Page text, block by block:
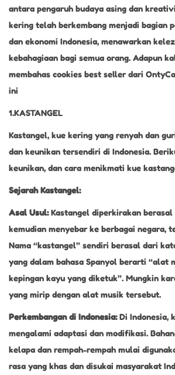
antara pengaruh budaya asing dan
kering telah berkembang menjadi bagian
dan ekonomi Indonesia, menawarkan
kebahagiaan bagi semua orang. Adapun
membahas cookies best seller dari
ini
1.KASTANGEL
Kastangel, kue kering yang renyah dan
dan keunikan tersendiri di Indonesia.
keunikan, dan cara menikmati kue
Sejarah Kastangel:
Asal Usul:Kastangel diperkirakan berasal
kemudian menyebar ke berbagai negara,
Nama “kastangel” sendiri berasal dari
yang dalam bahasa Spanyol berarti “alat
kepingan kayu yang diketuk”. Mungkin
yang mirip dengan alat musik tersebut.
Perkembangan di Indonesia:Di Indonesia,
mengalami adaptasi dan modifikasi.
kelapa dan rempah-rempah mulai
rasa yang khas dan disukai masyarakat